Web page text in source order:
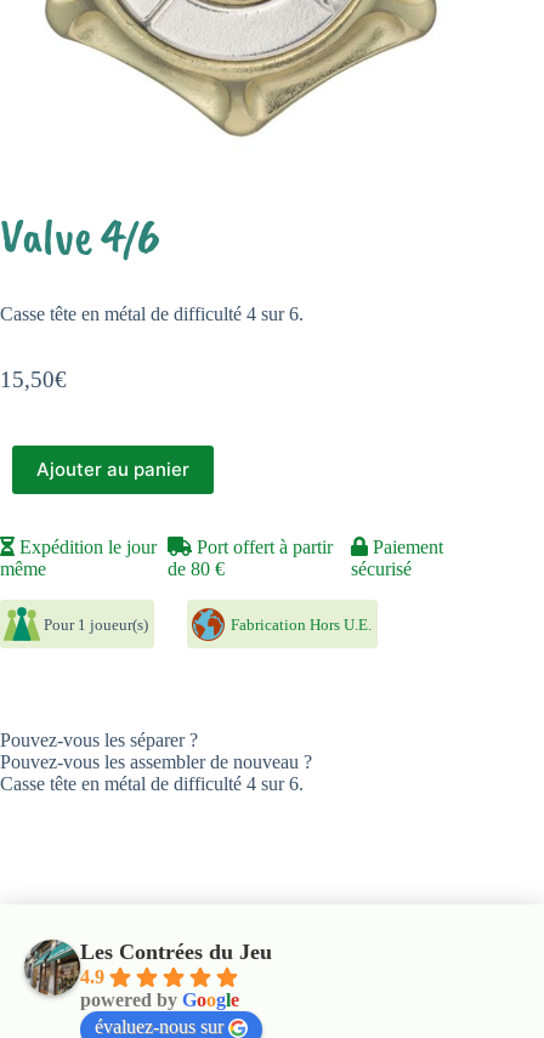
Valve 4/6
15,50€
Casse tête en métal de difficulté 4 sur 6.
Ajouter au panier
Expédition le jour
même
Port offert à partir
de 80 €
Paiement
sécurisé
Pour 1 joueur(s) Fabrication Hors U.E.
Pouvez-vous les séparer ?
Pouvez-vous les assembler de nouveau ?
Casse tête en métal de difficulté 4 sur 6.
Les Contrées du Jeu
4.9
powered by Google
évaluez-nous sur